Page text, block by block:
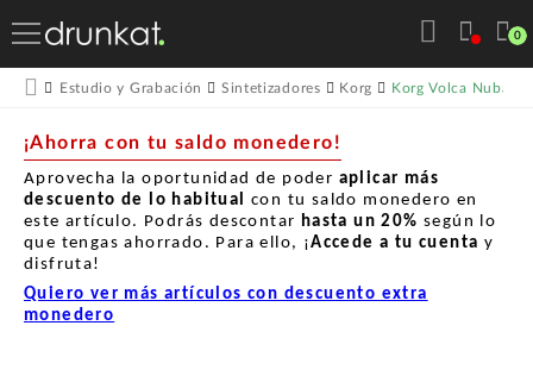
0
Estudio y Grabación Sintetizadores Korg Korg Volca Nubass
¡Ahorra con tu saldo monedero!
Aprovecha la oportunidad de poder aplicar más
descuento de lo habitual con tu saldo monedero en
este artículo. Podrás descontar hasta un 20% según lo
que tengas ahorrado. Para ello, ¡Accede a tu cuenta y
disfruta!
Quiero ver más artículos con descuento extra
monedero